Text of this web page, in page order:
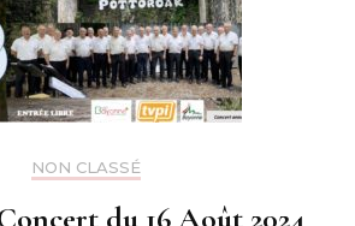
NON CLASSÉ
du 16 Août 2024